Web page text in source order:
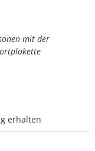
mit der
erhalten